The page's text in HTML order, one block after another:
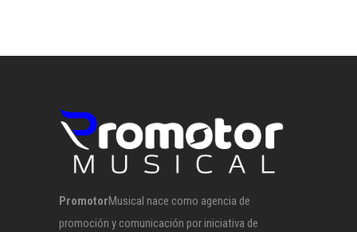
PromotorMusical nace como agencia de
promoción y comunicación por iniciativa de